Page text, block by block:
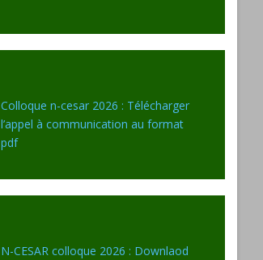
Colloque n-cesar 2026 : Télécharger
l’appel à communication au format
pdf
N-CESAR colloque 2026 : Downlaod